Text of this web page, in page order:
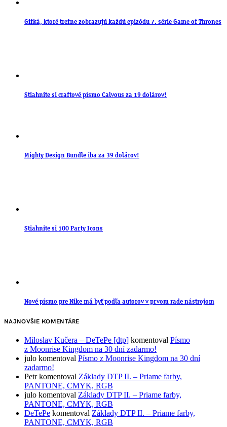
Gifká, ktoré trefne zobrazujú každú epizódu 7. série Game of Thrones
Stiahnite si craftové písmo Calvous za 19 dolárov!
Mighty Design Bundle iba za 39 dolárov!
Stiahnite si 100 Party Icons
Nové písmo pre Nike má byť podľa autorov v prvom rade nástrojom
NAJNOVŠIE KOMENTÁRE
Miloslav Kučera – DeTePe [dtp] komentoval Písmo
z Moonrise Kingdom na 30 dní zadarmo!
julo komentoval Písmo z Moonrise Kingdom na 30 dní
zadarmo!
Petrkomentoval Základy DTP II. – Priame farby,
PANTONE, CMYK, RGB
julo komentoval Základy DTP II. – Priame farby,
PANTONE, CMYK, RGB
DeTePe komentoval Základy DTP II. – Priame farby,
PANTONE, CMYK, RGB